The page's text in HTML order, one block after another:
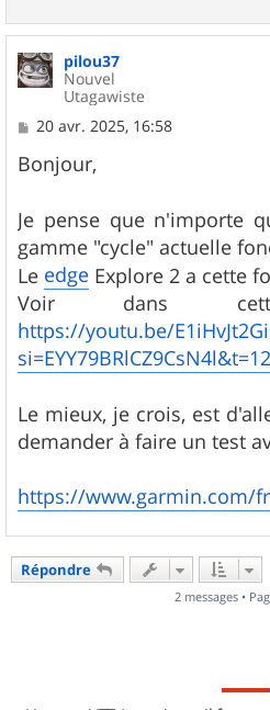
pilou37
Nouvel
Utagawiste
M
s
s
g
e
20 avr. 2025, 16:58
Bonjour,
Je pense que n'importe
gamme "cycle" actuelle
Le edge Explore 2 a cette
Voir dans
https://youtu.be/
Le mieux, je crois, est
demander à faire un test
https://www.garmin.com/
Répondre
2 messages •